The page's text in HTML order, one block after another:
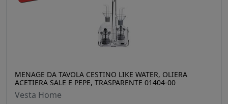
MENAGE DA TAVOLA CESTINO LIKE WATER, OLIERA
ACETIERA SALE E PEPE, TRASPARENTE 01404-00
Vesta Home